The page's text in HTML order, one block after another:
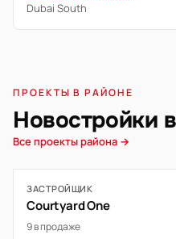
Dubai South
ПРОЕКТЫ В РАЙОНЕ
Новостройки
Все проекты района →
ЗАСТРОЙЩИК
Courtyard One
9 в продаже